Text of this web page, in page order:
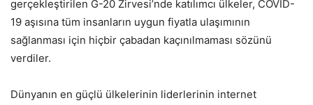
gerçekleştirilen G-20 Zirvesi’nde katılımcı ülkeler, COVID-
19 aşısına tüm insanların uygun fiyatla ulaşımının
sağlanması için hiçbir çabadan kaçınılmaması sözünü
verdiler.
Dünyanın en güçlü ülkelerinin liderlerinin internet